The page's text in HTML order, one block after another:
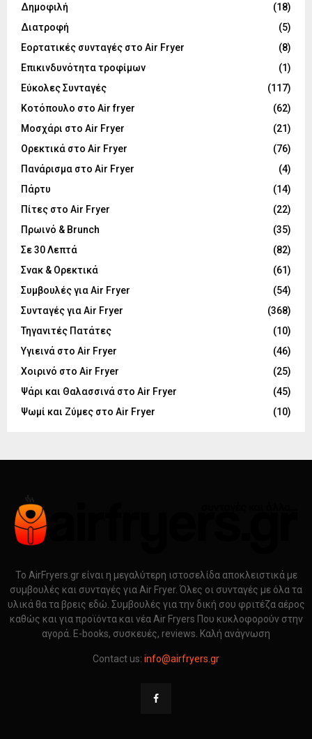
Δημοφιλή
(18)
Διατροφή
(5)
Εορτατικές συνταγές στο Air Fryer
(8)
Επικινδυνότητα τροφίμων
(1)
Εύκολες Συνταγές
(117)
Κοτόπουλο στο Air fryer
(62)
Μοσχάρι στο Air Fryer
(21)
Ορεκτικά στο Air Fryer
(76)
Πανάρισμα στο Air Fryer
(4)
Πάρτυ
(14)
Πίτες στο Air Fryer
(22)
Πρωινό & Brunch
(35)
Σε 30 Λεπτά
(82)
Σνακ & Ορεκτικά
(61)
Συμβουλές για Air Fryer
(54)
Συνταγές για Air Fryer
(368)
Τηγανιτές Πατάτες
(10)
Υγιεινά στο Air Fryer
(46)
Χοιρινό στο Air Fryer
(25)
Ψάρι και Θαλασσινά στο Air Fryer
(45)
Ψωμί και Ζύμες στο Air Fryer
(10)
Το AirFryers.gr είναι η μεγαλύτερη ιστοσελίδα αποκλειστικά με
συμβουλές και συνταγές για Air Fryer. Όλες οι συνταγές με όλα τα
υλικά θα τα βρεις εδώ. Συμβουλές για την δική σου φριτέζα αέρος
καθώς και για προϊόντα και νέα Air Fryers Που κυκλοφορούν στην
αγορά. E-books, συσκευές, reviews. Καλή ανάγνωση
Contact us: info@airfryers.gr